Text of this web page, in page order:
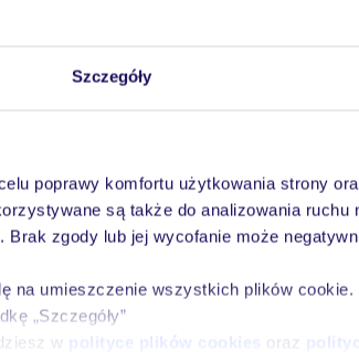
Szczegóły
poprawy komfortu użytkowania strony
są także do analizowania ruchu
zgody lub jej wycofanie może
na umieszczenie wszystkich plików
„Szczegóły”
w polityce plików cookies oraz
warto wybrać TUI?
Polsce
Tylko u nas opieka na
wakacjach 24/7
Wyżywienie Atrakcje